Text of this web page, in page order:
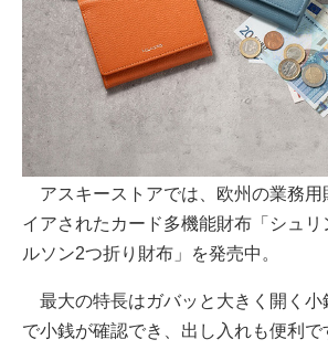
アスキーストアでは、欧州の業務用
イアされたカード多機能財布「シュリ
ルソン2つ折り財布」を発売中。
最大の特長はガバッと大きく開く小
で小銭が確認でき、出し入れも便利